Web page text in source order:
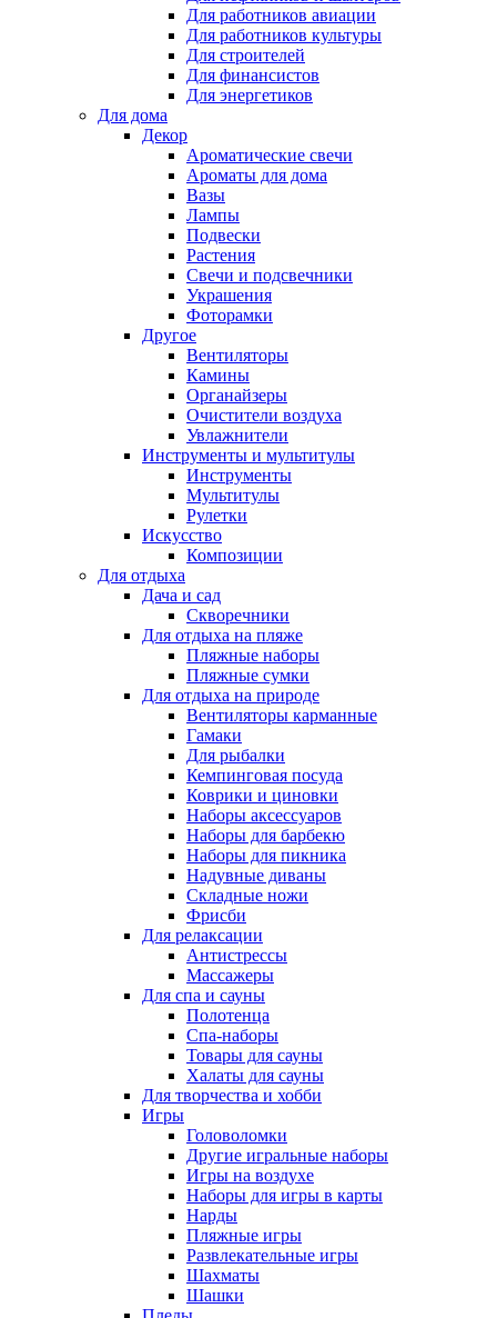
Для работников авиации
Для работников культуры
Для строителей
Для финансистов
Для энергетиков
Для дома
Декор
Ароматические свечи
Ароматы для дома
Вазы
Лампы
Подвески
Растения
Свечи и подсвечники
Украшения
Фоторамки
Другое
Вентиляторы
Камины
Органайзеры
Очистители воздуха
Увлажнители
Инструменты и мультитулы
Инструменты
Мультитулы
Рулетки
Искусство
Композиции
Для отдыха
Дача и сад
Скворечники
Для отдыха на пляже
Пляжные наборы
Пляжные сумки
Для отдыха на природе
Вентиляторы карманные
Гамаки
Для рыбалки
Кемпинговая посуда
Коврики и циновки
Наборы аксессуаров
Наборы для барбекю
Наборы для пикника
Надувные диваны
Складные ножи
Фрисби
Для релаксации
Антистрессы
Массажеры
Для спа и сауны
Полотенца
Спа-наборы
Товары для сауны
Халаты для сауны
Для творчества и хобби
Игры
Головоломки
Другие игральные наборы
Игры на воздухе
Наборы для игры в карты
Нарды
Пляжные игры
Развлекательные игры
Шахматы
Шашки